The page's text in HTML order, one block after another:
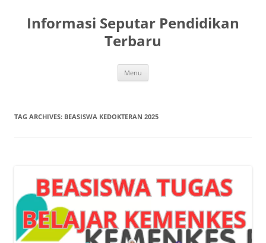
content
Informasi Seputar Pendidikan
Terbaru
Menu
TAG ARCHIVES: BEASISWA KEDOKTERAN 2025